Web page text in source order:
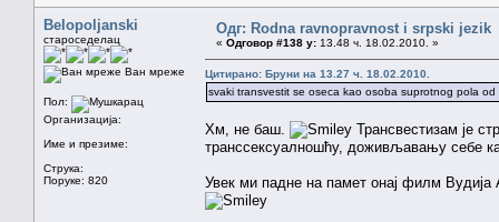
Belopoljanski
староседелац
Ван мреже
Пол:
Организација:
Име и презиме:
Струка:
Поруке: 820
Одг: Rodna ravnopravnost i srpski jezik
« Одговор #138 у: 13.48 ч. 18.02.2010. »
Цитирано: Бруни на 13.27 ч. 18.02.2010.
svaki transvestit se oseca kao osoba suprotnog pola
Хм, не баш.
Трансвестизам је
транссексуалношћу, доживљавању себе
Увек ми падне на памет онај филм